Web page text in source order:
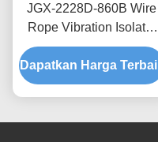
JGX-2228D-860B Wire
Rope Vibration Isolator
Rapid Prototyping Quick
Assembly Disesuaikan
Shock Mount
Dapatkan Harga